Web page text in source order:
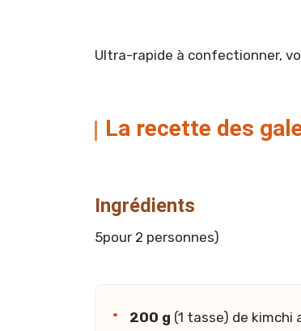
Ultra-rapide à confectionner,
La recette des
Ingrédients
5pour 2 personnes)
200 g (1 tasse) de kimchi